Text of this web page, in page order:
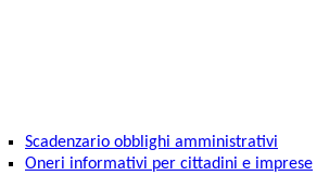
Scadenzario obblighi amministrativi
Oneri informativi per cittadini e imprese